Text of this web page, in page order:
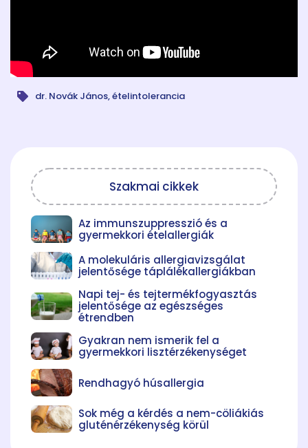
dr. Novák János,ételintolerancia
Szakmai cikkek
Az immunszuppresszió és a
gyermekkori ételallergiák
A molekuláris allergiavizsgálat
jelentősége táplálékallergiákban
Napi tej- és tejtermékfogyasztás
jelentősége az egészséges
étrendben
Gyakran nem ismerik fel a
gyermekkori lisztérzékenységet
Rendhagyó húsallergia
Sok még a kérdés a nem-cöliákiás
gluténérzékenység körül